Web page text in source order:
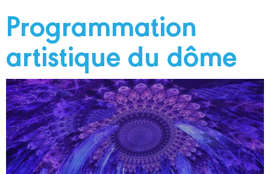
Programmation
artistique du dôme